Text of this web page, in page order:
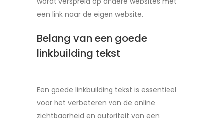
een link naar de eigen website.
Belang van een goede
linkbuilding tekst
Een goede linkbuilding tekst is essentieel
voor het verbeteren van de online
zichtbaarheid en autoriteit van een